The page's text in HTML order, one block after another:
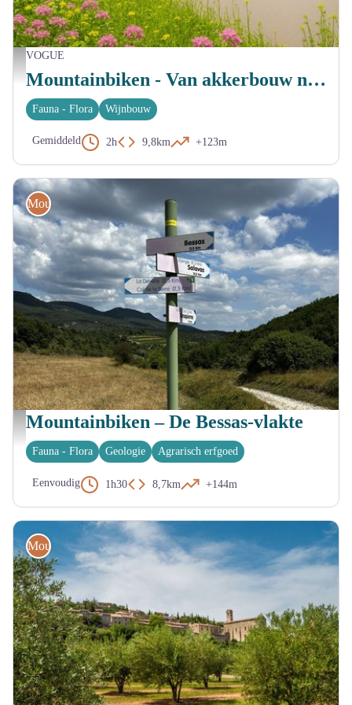
VOGUE
Mountainbiken - Van akkerbouw naar wijnbouw en terug via de Voie Verte
Fauna - Flora Wijnbouw
Gemiddeld 2h 9,8km +123m
Panneaux directionnels
Mountainbike
BESSAS
Mountainbiken – De Bessas-vlakte
Fauna - Flora Geologie Agrarisch erfgoed
Eenvoudig 1h30 8,7km +144m
Mountainbike